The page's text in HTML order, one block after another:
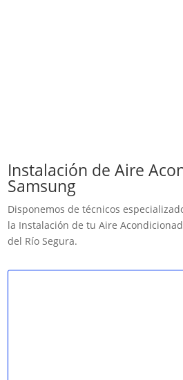
Instalación de Aire
Samsung
Disponemos de técnicos
la Instalación de tu Aire
del Río Segura.